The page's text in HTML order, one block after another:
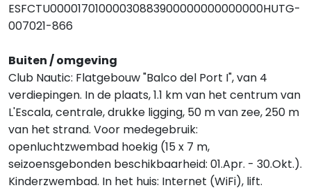
ESFCTU00001701000030883900000000000000HUTG-
007021-866
Buiten / omgeving
Club Nautic: Flatgebouw "Balco del Port I", van 4
verdiepingen. In de plaats, 1.1 km van het centrum van
L'Escala, centrale, drukke ligging, 50 m van zee, 250 m
van het strand. Voor medegebruik:
openluchtzwembad hoekig (15 x 7 m,
seizoensgebonden beschikbaarheid: 01.Apr. - 30.Okt.).
Kinderzwembad. In het huis: Internet (WiFi), lift.